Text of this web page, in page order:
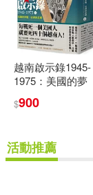
越南啟示錄1945-
1975：美國的夢
(上、下冊不分售)
$900
活動推薦